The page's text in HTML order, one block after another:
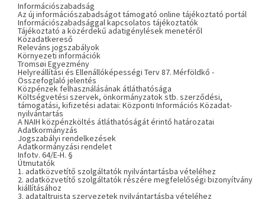
Információszabadság
Az új információszabadságot támogató online tájékoztató portál
Információszabadsággal kapcsolatos tájékoztatók
Tájékoztató a közérdekű adatigénylések menetéről
Közadatkereső
Releváns jogszabályok
Környezeti információk
Tromsøi Egyezmény
Helyreállítási és Ellenállóképességi Terv 87. Mérföldkő -
Összefoglaló jelentés
Közpénzek felhasználásának átláthatósága
Költségvetési szervek, önkormányzatok stb. szerződési,
támogatási, kifizetési adatai: Központi Információs Közadat-
nyilvántartás
A NAIH közpénzköltés átláthatóságát érintő határozatai
Adatkormányzás
Jogszabályi rendelkezések
Adatkormányzási rendelet
Infotv. 64/E-H. §
Útmutatók
1. adatközvetítő szolgáltatók nyilvántartásba vételéhez
2. adatközvetítő szolgáltatók részére megfelelőségi bizonyítvány
kiállításához
3. adataltruista szervezetek nyilvántartásba vételéhez